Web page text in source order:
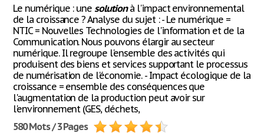
Le numérique : unesolutionà l'impact environnemental
de la croissance ? Analyse du sujet : - Le numérique =
NTIC = Nouvelles Technologies de l'information et de la
Communication. Nous pouvons élargir au secteur
numérique. Il regroupe l'ensemble des activités qui
produisent des biens et services supportant le processus
de numérisation de l'économie. - Impact écologique de la
croissance = ensemble des conséquences que
l'augmentation de la production peut avoir sur
l'environnement (GES, déchets,
580 Mots / 3 Pages